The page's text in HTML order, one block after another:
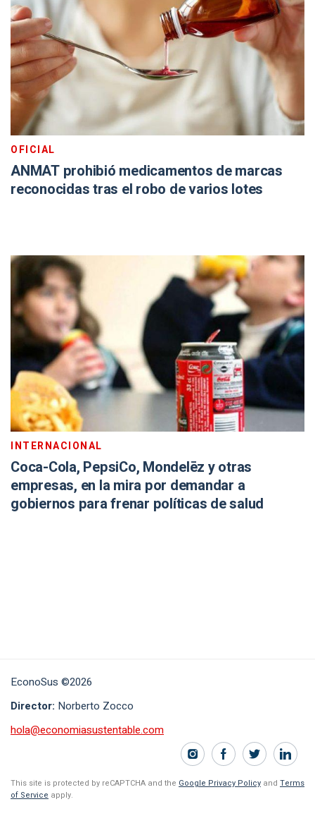
OFICIAL
ANMAT prohibió medicamentos de marcas
reconocidas tras el robo de varios lotes
INTERNACIONAL
Coca-Cola, PepsiCo, Mondelēz y otras
empresas, en la mira por demandar a
gobiernos para frenar políticas de salud
EconoSus ©2026
Director: Norberto Zocco
hola@economiasustentable.com
This site is protected by reCAPTCHA and the Google Privacy Policy and Terms
of Service apply.